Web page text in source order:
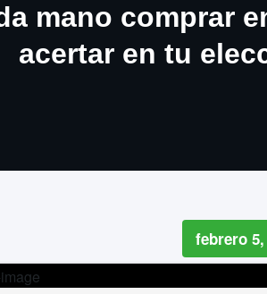
mano comprar
acertar en tu
febrero 5,